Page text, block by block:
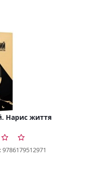
Нарис життя
9786179512971